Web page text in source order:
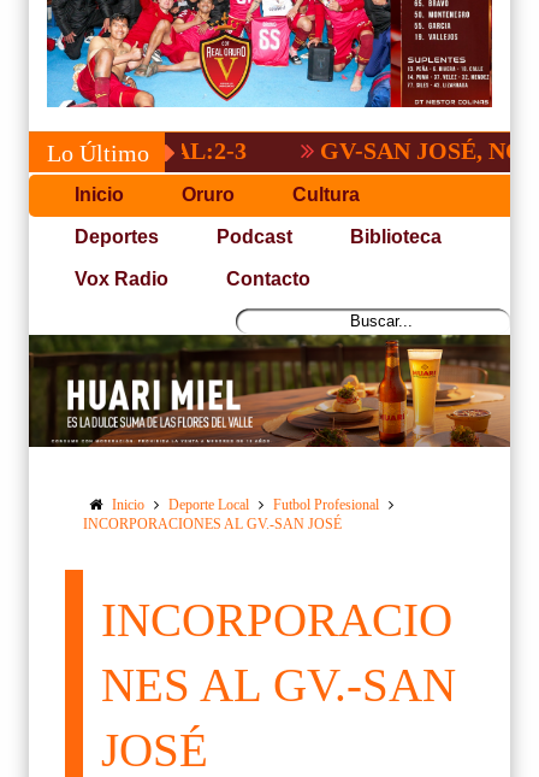
Lo Último 3 GV-SAN JOSÉ, NO PUDO
Inicio Oruro Cultura
Deportes Podcast Biblioteca
Vox Radio Contacto
Inicio Deporte Local
Futbol Profesional
INCORPORACIONES AL GV.-SAN JOSÉ
INCORPORACIO
NES AL GV.-SAN
JOSÉ